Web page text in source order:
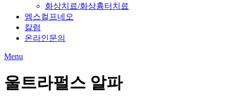
화상치료/화상흉터치료
엠스컬프네오
칼럼
온라인문의
Menu
울트라펄스 알파